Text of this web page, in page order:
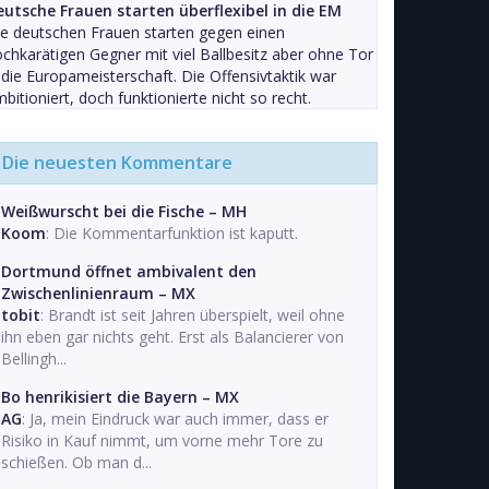
Frauen starten überflexibel in die EM
deutschen Frauen starten gegen einen
Gegner mit viel Ballbesitz aber ohne Tor
Europameisterschaft. Die Offensivtaktik war
doch funktionierte nicht so recht.
Die neuesten Kommentare
Weißwurscht bei die Fische – MH
Koom: Die Kommentarfunktion ist kaputt.
Dortmund öffnet ambivalent den
Zwischenlinienraum – MX
tobit: Brandt ist seit Jahren überspielt, weil ohne
ihn eben gar nichts geht. Erst als Balancierer von
Bellingh...
Bo henrikisiert die Bayern – MX
AG: Ja, mein Eindruck war auch immer, dass er
Risiko in Kauf nimmt, um vorne mehr Tore zu
schießen. Ob man d...